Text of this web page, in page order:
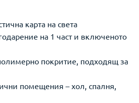
карта на света
на 1 част и включеното
покритие, подходящ за
помещения – хол, спалня,